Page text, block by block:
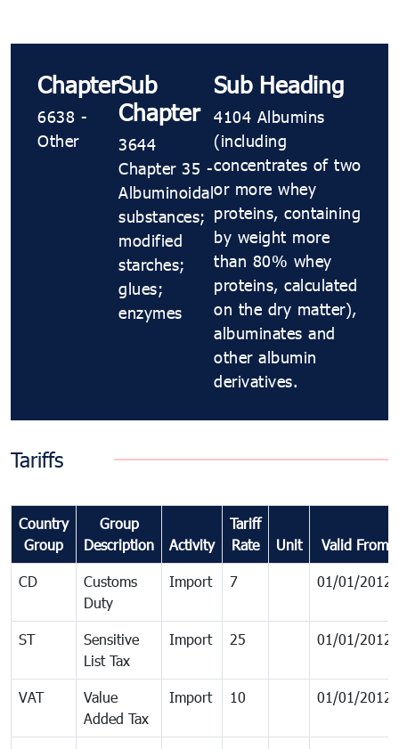
Chapter
6638 -
Other
Sub
Chapter
3644
Chapter 35 -
Albuminoidal
substances;
modified
starches;
glues;
enzymes
Sub Heading
4104 Albumins
(including
concentrates of two
or more whey
proteins, containing
by weight more
than 80% whey
proteins, calculated
on the dry matter),
albuminates and
other albumin
derivatives.
Tariffs
Country
Group
Group
Description
Activity
Tariff
Rate
Unit Valid From
CD
Customs
Duty
Import 7 01/01/2012
ST
Sensitive
List Tax
Import 25 01/01/2012
VAT
Value
Added Tax
Import 10 01/01/2012